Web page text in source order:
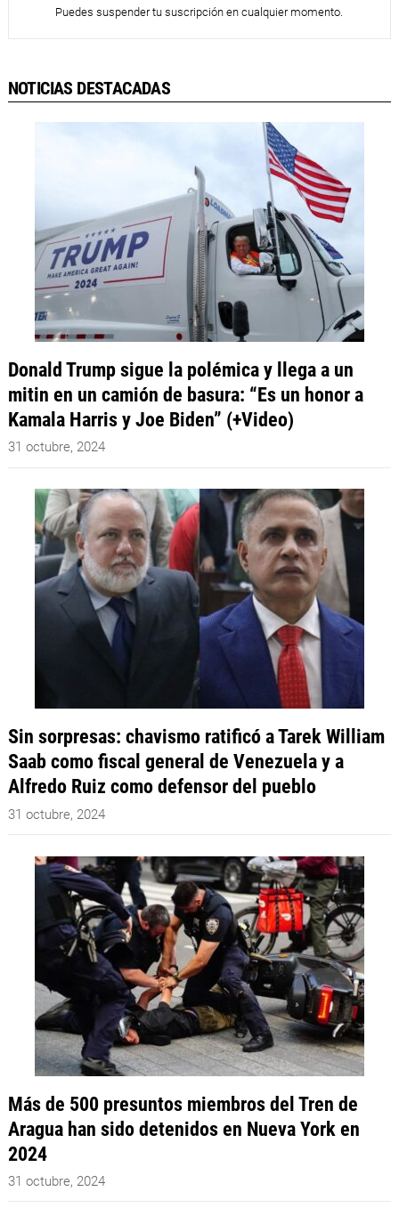
Puedes suspender tu suscripción en cualquier momento.
NOTICIAS DESTACADAS
Donald Trump sigue la polémica y llega a un
mitin en un camión de basura: “Es un honor a
Kamala Harris y Joe Biden” (+Video)
31 octubre, 2024
Sin sorpresas: chavismo ratificó a Tarek William
Saab como fiscal general de Venezuela y a
Alfredo Ruiz como defensor del pueblo
31 octubre, 2024
Más de 500 presuntos miembros del Tren de
Aragua han sido detenidos en Nueva York en
2024
31 octubre, 2024